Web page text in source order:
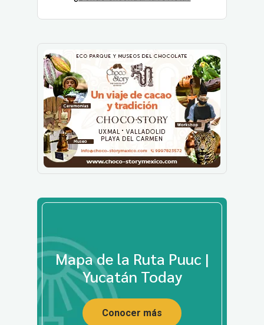
Mapa de la Ruta Puuc |
Yucatán Today
Conocer más